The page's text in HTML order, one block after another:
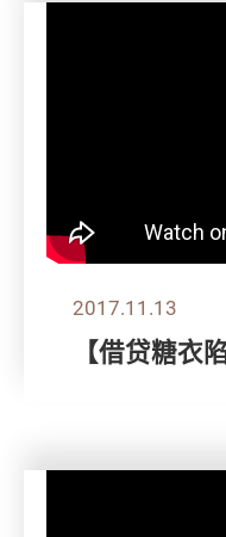
2017.11.13
【借贷糖衣